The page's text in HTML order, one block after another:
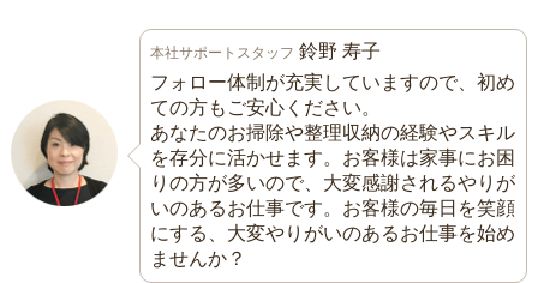
本社サポートスタッフ 鈴野 寿子
フォロー体制が充実していますので、初め
ての方もご安心ください。
あなたのお掃除や整理収納の経験やスキル
を存分に活かせます。お客様は家事にお困
りの方が多いので、大変感謝されるやりが
いのあるお仕事です。お客様の毎日を笑顔
にする、大変やりがいのあるお仕事を始め
ませんか？